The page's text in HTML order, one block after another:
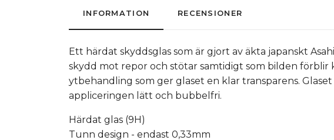
INFORMATION RECENSIONER
Ett härdat skyddsglas som är gjort av äkta japanskt
skydd mot repor och stötar samtidigt som bilden
ytbehandling som ger glaset en klar transparens.
appliceringen lätt och bubbelfri.
Härdat glas (9H)
Tunn design - endast 0,33mm